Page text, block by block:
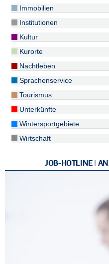
Immobilien
Institutionen
Kultur
Kurorte
Nachtleben
Sprachenservice
Tourismus
Unterkünfte
Wintersportgebiete
Wirtschaft
JOB-HOTLINE |